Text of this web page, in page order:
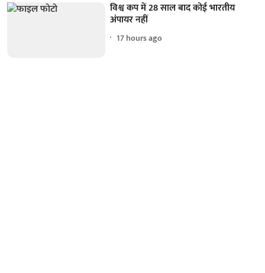
विश्व कप में 28 साल बाद कोई भारतीय
अंपायर नहीं
17 hours ago